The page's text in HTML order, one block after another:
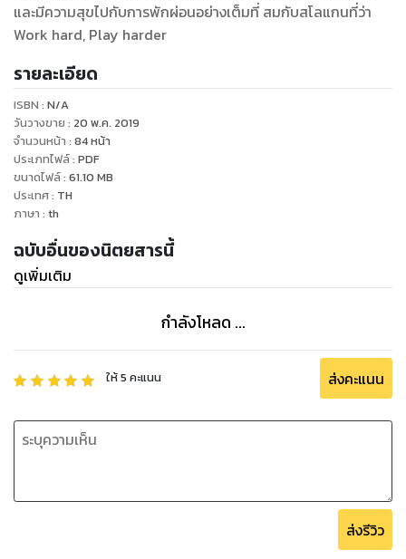
และมีความสุขไปกับการพักผ่อนอย่างเต็มที่ สมกับสโลแกนที่ว่า
Work hard, Play harder
รายละเอียด
ISBN : N/A
วันวางขาย : 20 พ.ค. 2019
จำนวนหน้า : 84หน้า
ประเภทไฟล์: PDF
ขนาดไฟล์: 61.10 MB
ประเทศ: TH
ภาษา : th
ฉบับอื่นของนิตยสารนี้
ดูเพิ่มเติม
กำลังโหลด ...
ให้5 คะแนน ส่งคะแนน
ส่งรีวิว